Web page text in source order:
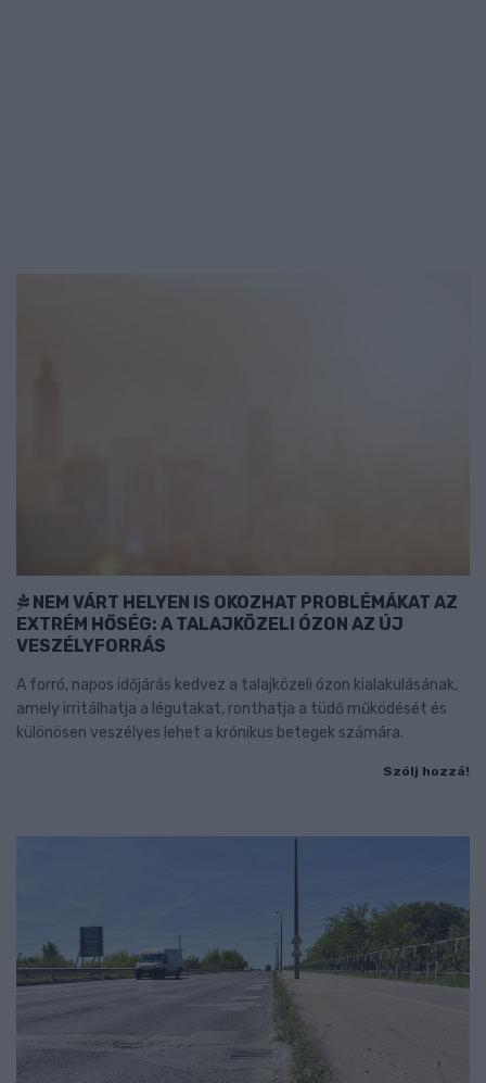
NEM VÁRT HELYEN IS OKOZHAT PROBLÉMÁKAT AZ
EXTRÉM HŐSÉG: A TALAJKÖZELI ÓZON AZ ÚJ
VESZÉLYFORRÁS
A forró, napos időjárás kedvez a talajközeli ózon kialakulásának,
amely irritálhatja a légutakat, ronthatja a tüdő működését és
különösen veszélyes lehet a krónikus betegek számára.
Szólj hozzá!